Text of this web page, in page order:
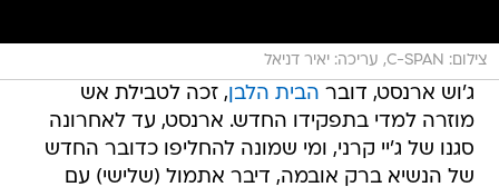
צילום: C-SPAN, עריכה: יאיר דניאל
ג'וש ארנסט, דובר הבית הלבן, זכה לטבילת אש
מוזרה למדי בתפקידו החדש. ארנסט, עד לאחרונה
סגנו של ג'יי קרני, ומי שמונה להחליפו כדובר החדש
של הנשיא ברק אובמה, דיבר אתמול (שלישי) עם